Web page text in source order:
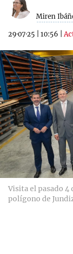
Miren
29·07·25 10:56 |
Visita el pasado 4
polígono de